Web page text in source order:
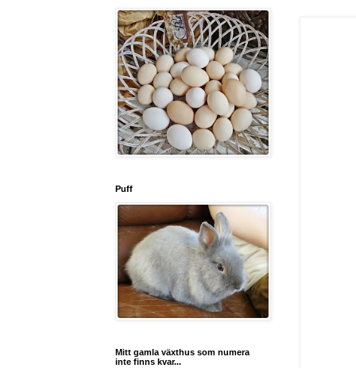
Puff
Mitt gamla växthus som numera
inte finns kvar...